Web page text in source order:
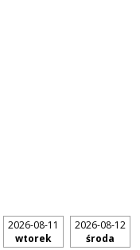
2026-08-11
wtorek
2026-08-12
środa